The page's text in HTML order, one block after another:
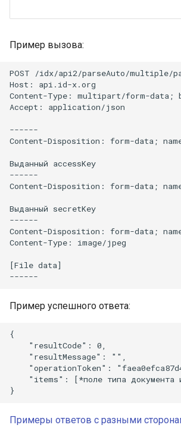
Пример вызова:
POST /idx/api2/parseAuto/multiple/
Host: api.id-x.org
Content-Type: multipart/form-data;
Accept: application/json
------
Content-Disposition: form-data;
Выданный accessKey
------
Content-Disposition: form-data;
Выданный secretKey
------
Content-Disposition: form-data;
Content-Type: image/jpeg
[File data]
Пример успешного ответа:
{
    "resultCode": 0,
    "resultMessage": "",
"operationToken":
"items": [*поле типа документа
Примеры ответов с разными